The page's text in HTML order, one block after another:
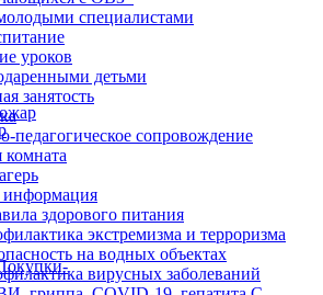
специалистами
уроков
детьми
занятость
педагогическое сопровождение
комната
информация
здорового питания
экстремизма и терроризма
на водных объектах
вирусных заболеваний